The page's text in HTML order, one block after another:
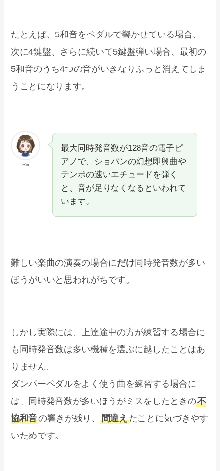
たとえば、5和音をペダルで響かせている場合、
次に4鍵盤、さらに続いて5鍵盤弾い場合、最初の
5和音のうち4つの音がいきなりふっと消えてしま
うことになります。
Rin
最大同時発音数が128音の電子ピ
アノで、ショパンの幻想即興曲や
テンポの速いエチュードを弾く
と、音が足りなくなるといわれて
います。
難しい楽曲の演奏の場合にだけ同時発音数が多い
ほうがいいと思われがちです。
しかし実際には、上達途中の方が練習する場合に
も同時発音数は多い機種を選ぶに越したことはあ
りません。
ダンパーペダルをよく使う曲を練習する場合に
は、同時発音数が多いほうがミスをしたときの不
協和音の響きが残り、間違えたことに気づきやす
いためです。